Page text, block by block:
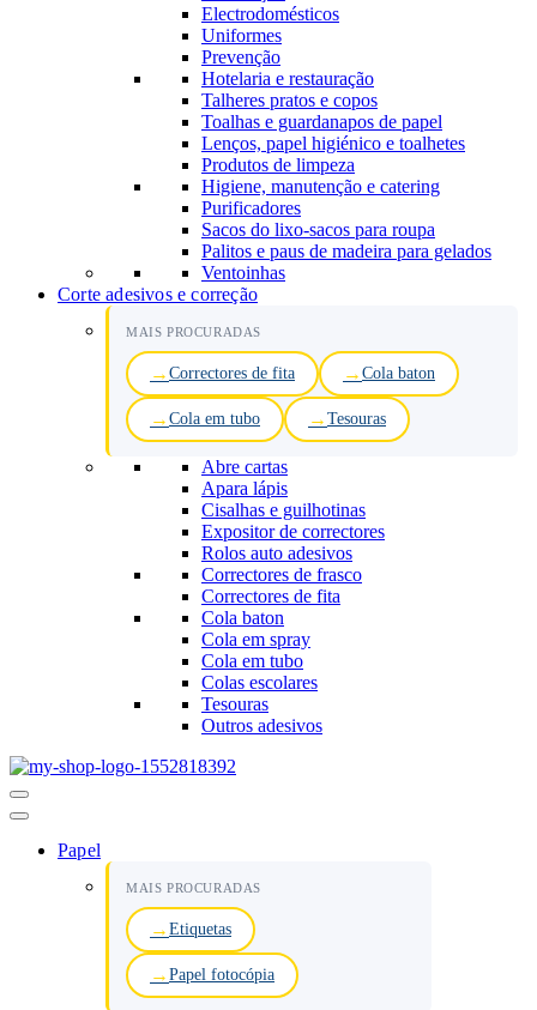
Electrodomésticos
Uniformes
Prevenção
Hotelaria e restauração
Talheres pratos e copos
Toalhas e guardanapos de papel
Lenços, papel higiénico e toalhetes
Produtos de limpeza
Higiene, manutenção e catering
Purificadores
Sacos do lixo-sacos para roupa
Palitos e paus de madeira para gelados
Ventoinhas
Corte adesivos e correção
MAIS PROCURADAS
Correctores de fita Cola baton
Cola em tubo Tesouras
Abre cartas
Apara lápis
Cisalhas e guilhotinas
Expositor de correctores
Rolos auto adesivos
Correctores de frasco
Correctores de fita
Cola baton
Cola em spray
Cola em tubo
Colas escolares
Tesouras
Outros adesivos
Menu
de
Papel
MAIS PROCURADAS
Etiquetas
Papel fotocópia